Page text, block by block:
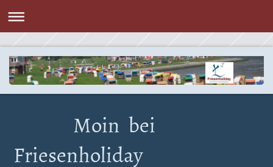
Moin bei
Friesenholiday